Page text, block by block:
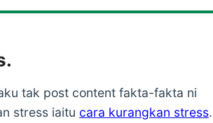
tak post content fakta-fakta ni
stress iaitu cara kurangkan stress.